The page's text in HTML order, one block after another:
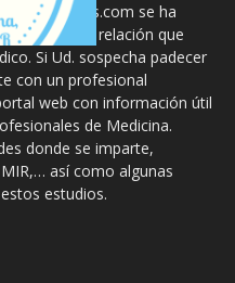
CasiMedicos.com se ha
substituir, la relación que
Si Ud. sospecha padecer
con un profesional
web con información útil
de Medicina.
donde se imparte,
así como algunas
estudios.